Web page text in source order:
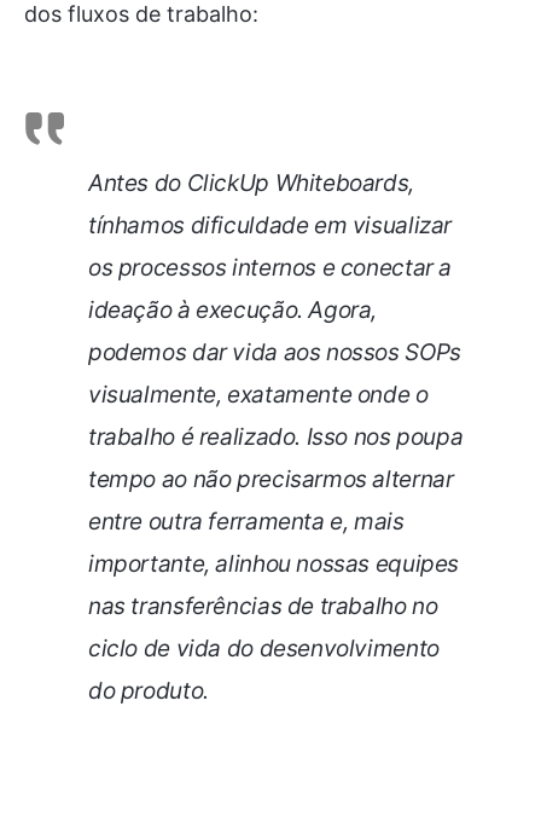
dos fluxos de trabalho:
Antes do ClickUp Whiteboards,
tínhamos dificuldade em visualizar
os processos internos e conectar a
ideação à execução. Agora,
podemos dar vida aos nossos SOPs
visualmente, exatamente onde o
trabalho é realizado. Isso nos poupa
tempo ao não precisarmos alternar
entre outra ferramenta e, mais
importante, alinhou nossas equipes
nas transferências de trabalho no
ciclo de vida do desenvolvimento
do produto.